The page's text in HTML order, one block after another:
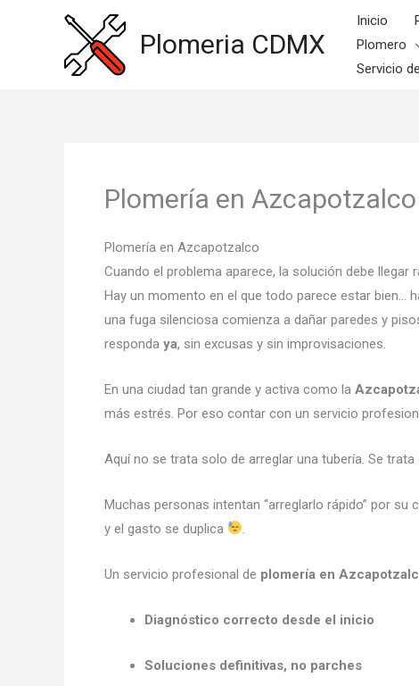
Plomeria CDMX
Inicio
Plomero
Servicio
Plomería en Azcapotzalco
Plomería en Azcapotzalco
Cuando el problema aparece, la solución debe llegar
Hay un momento en el que todo parece estar bien…
una fuga silenciosa comienza a dañar paredes y
responda ya, sin excusas y sin improvisaciones.
En una ciudad tan grande y activa como la
más estrés. Por eso contar con un servicio
Aquí no se trata solo de arreglar una tubería. Se trata
Muchas personas intentan “arreglarlo rápido” por
y el gasto se duplica
Un servicio profesional de plomería en
Diagnóstico correcto desde el inicio
Soluciones definitivas, no parches